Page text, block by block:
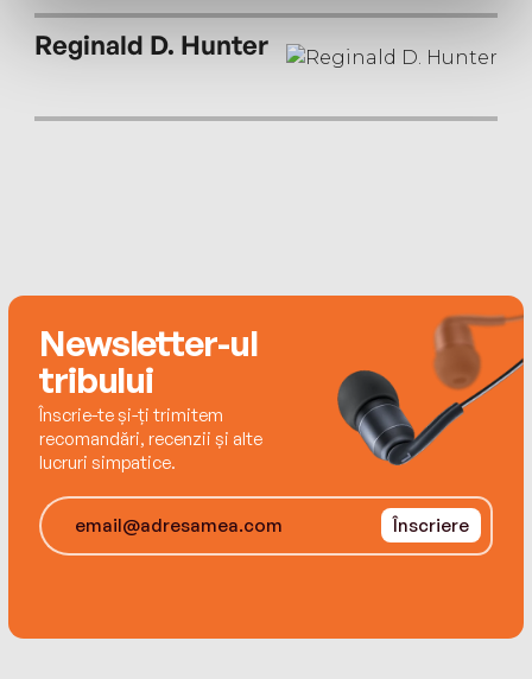
David Walliams was most recently Children’s
Reginald D. Hunter
Newsletter-ul
tribului
Înscrie-te și-ți trimitem
recomandări, recenzii și alte
lucruri simpatice.
Înscriere